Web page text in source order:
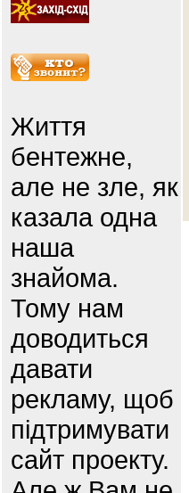
Життя
бентежне,
але не зле, як
казала одна
наша
знайома.
Тому нам
доводиться
давати
рекламу, щоб
підтримувати
сайт проекту.